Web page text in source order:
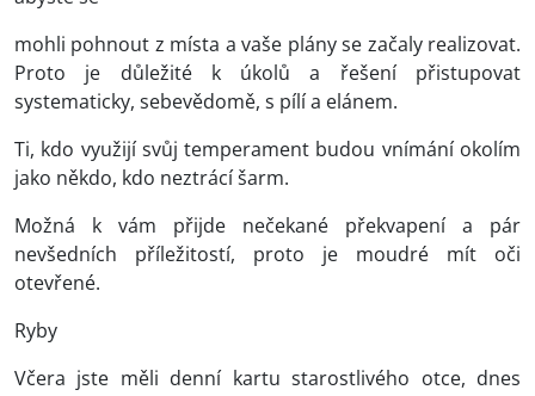
mohli pohnout z místa a vaše plány se začaly realizovat.
Proto je důležité k úkolů a řešení přistupovat
systematicky, sebevědomě, s pílí a elánem.
Ti, kdo využijí svůj temperament budou vnímání okolím
jako někdo, kdo neztrácí šarm.
Možná k vám přijde nečekané překvapení a pár
nevšedních příležitostí, proto je moudré mít oči
otevřené.
Ryby
Včera jste měli denní kartu starostlivého otce, dnes